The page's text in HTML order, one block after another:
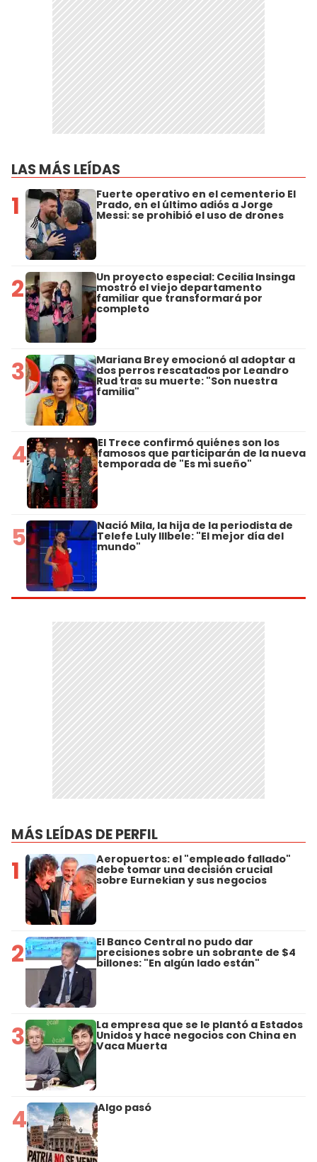
LAS MÁS LEÍDAS
1 Fuerte operativo en el cementerio El
Prado, en el último adiós a Jorge
Messi: se prohibió el uso de drones
2 Un proyecto especial: Cecilia Insinga
mostró el viejo departamento
familiar que transformará por
completo
3 Mariana Brey emocionó al adoptar a
dos perros rescatados por Leandro
Rud tras su muerte: "Son nuestra
familia"
4 El Trece confirmó quiénes son los
famosos que participarán de la nueva
temporada de "Es mi sueño"
5 Nació Mila, la hija de la periodista de
Telefe Luly Illbele: "El mejor día del
mundo"
MÁS LEÍDAS DE PERFIL
1 Aeropuertos: el "empleado fallado"
debe tomar una decisión crucial
sobre Eurnekian y sus negocios
2 El Banco Central no pudo dar
precisiones sobre un sobrante de $4
billones: "En algún lado están"
3 La empresa que se le plantó a Estados
Unidos y hace negocios con China en
Vaca Muerta
4 Algo pasó